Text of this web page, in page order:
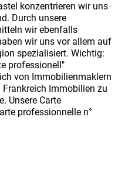
konzentrieren wir uns
Durch unsere
wir ebenfalls
wir uns vor allem auf
spezialisiert. Wichtig:
professionell"
von Immobilienmaklern
Immobilien zu
Unsere Carte
professionnelle n°